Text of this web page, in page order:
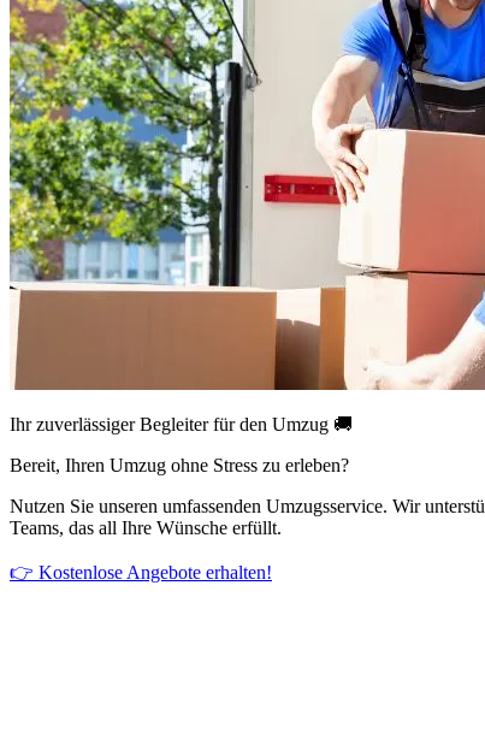
Ihr zuverlässiger Begleiter für den Umzug 🚚
Bereit, Ihren Umzug ohne Stress zu erleben?
Nutzen Sie unseren umfassenden Umzugsservice. Wir
Teams, das all Ihre Wünsche erfüllt.
👉 Kostenlose Angebote erhalten!